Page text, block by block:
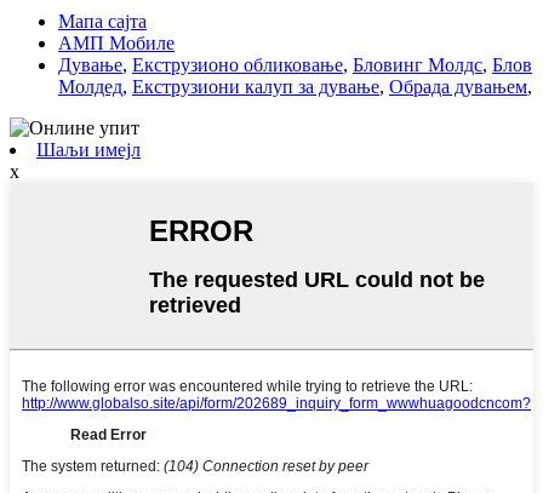
Мапа сајта
АМП Мобиле
Дување, Екструзионо обликовање, Бловинг Молдс, Блов
Молдед, Екструзиони калуп за дување, Обрада дувањем,
Шаљи имејл
x